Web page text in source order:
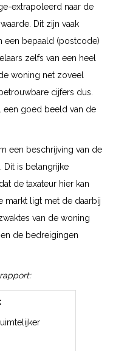
extrapoleerd naar de
Dit zijn vaak
een bepaald (postcode)
zelfs van een heel
woning net zoveel
cijfers dus.
een goed beeld van de
een beschrijving van de
Dit is belangrijke
de taxateur hier kan
markt ligt met de daarbij
van de woning
de bedreigingen